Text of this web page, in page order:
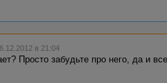
в 21:04
Просто забудьте про него, да и